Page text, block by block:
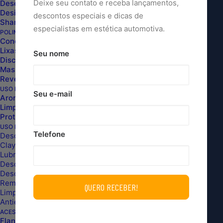
Desengraxantes Alcalino
Desincrustantes Ácido
Shampoo Lava a Seco
POLIMENTO
Cones de Espuma e Kit de Boinas
Lixas
Discos de Interface
Massas de Polir
Reveladores de Holograma
USO INTERNO
Aromatizantes e Sanitizantes
Limpadores Multiuso e Estofados
Proteção de Estofados
USO EXTERNO
Descontaminação
Clay Bar
Lubrificantes de Clay Bar
Descontaminante de Vidro
Descontaminante Ferroso
Removedores de Piche e Cola
Limpa Vidros e Espelhos
Antiembaçante e Cristalizador de Vidros
ACESSÓRIOS
Flanelas de Microfibra
Quem Somos
Pagamentos
Deixe seu contato e receba lançamentos,
descontos especiais e dicas de
especialistas em estética automotiva.
Seu nome
Seu e-mail
Telefone